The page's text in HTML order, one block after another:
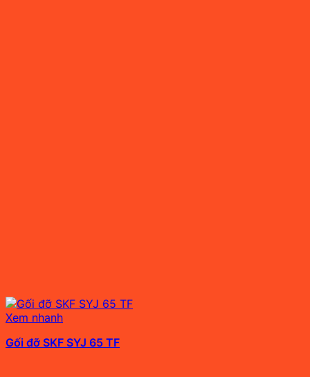
Xem nhanh
Gối đỡ SKF SYJ 65 TF